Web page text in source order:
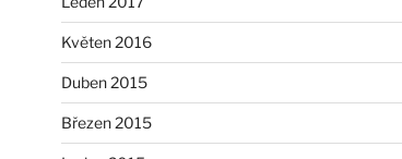
Květen 2016
Duben 2015
Březen 2015